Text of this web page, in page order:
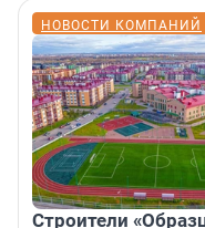
НОВОСТИ КОМПАНИЙ
Строители